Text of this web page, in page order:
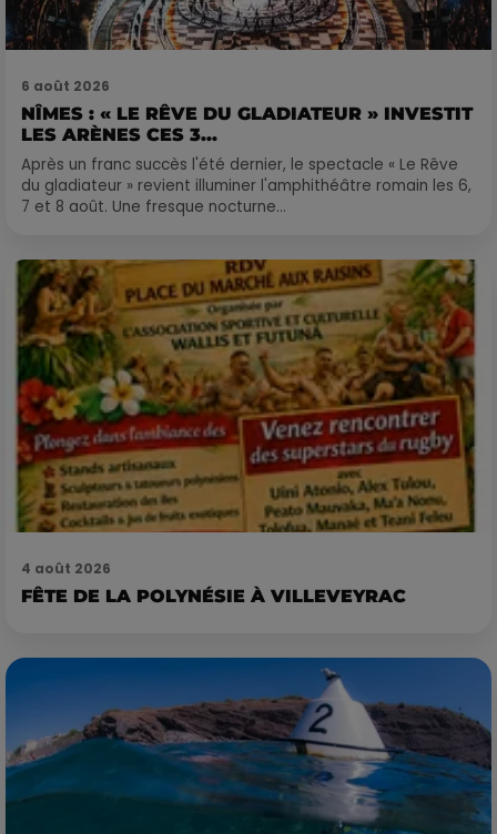
6 août 2026
NÎMES : « LE RÊVE DU GLADIATEUR » INVESTIT
LES ARÈNES CES 3...
Après un franc succès l'été dernier, le spectacle « Le Rêve
du gladiateur » revient illuminer l'amphithéâtre romain les 6,
7 et 8 août. Une fresque nocturne...
4 août 2026
FÊTE DE LA POLYNÉSIE À VILLEVEYRAC